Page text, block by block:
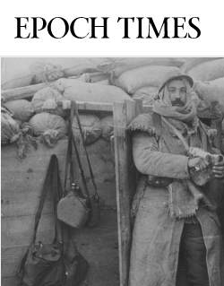
Svenska Epoch Times